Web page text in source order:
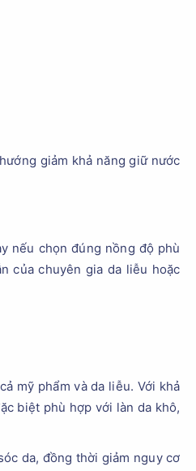
giảm khả năng giữ nước
nếu chọn đúng nồng độ phù
của chuyên gia da liễu hoặc
mỹ phẩm và da liễu. Với khả
biệt phù hợp với làn da khô,
da, đồng thời giảm nguy cơ